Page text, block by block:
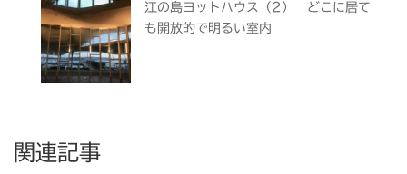
江の島ヨットハウス（2） どこに居て
も開放的で明るい室内
関連記事